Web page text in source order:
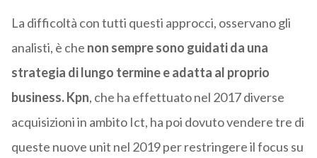
La difficoltà con tutti questi approcci, osservano gli
analisti, è che non sempre sono guidati da una
strategia di lungo termine e adatta al proprio
business.Kpn, che ha effettuato nel 2017 diverse
acquisizioni in ambito Ict, ha poi dovuto vendere tre di
queste nuove unit nel 2019 per restringere il focus su